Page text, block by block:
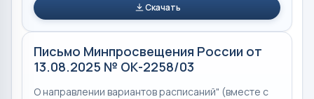
Скачать
Письмо Минпросвещения России от
13.08.2025 № ОК-2258/03
О направлении вариантов расписаний" (вместе с